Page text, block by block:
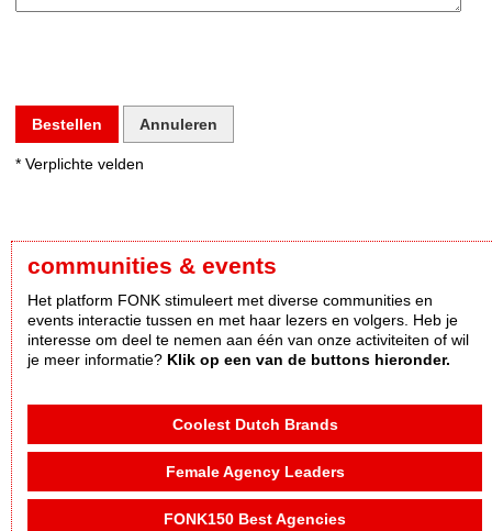
Bestellen Annuleren
* Verplichte velden
communities & events
Het platform FONK stimuleert met diverse communities en
events interactie tussen en met haar lezers en volgers. Heb je
interesse om deel te nemen aan één van onze activiteiten of wil
je meer informatie? Klik op een van de buttons hieronder.
Coolest Dutch Brands
Female Agency Leaders
FONK150 Best Agencies